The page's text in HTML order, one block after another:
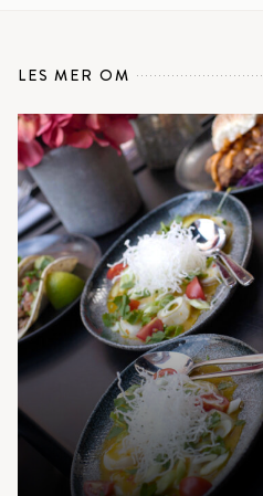
LES MER OM